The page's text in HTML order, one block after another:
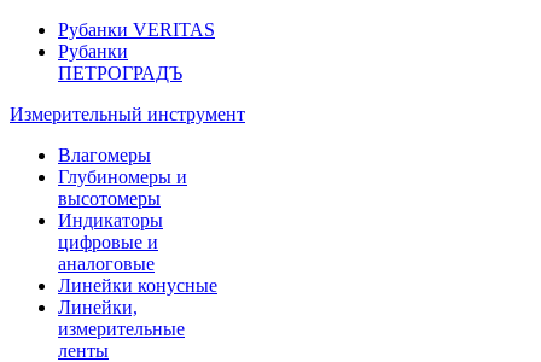
Рубанки VERITAS
Рубанки
ПЕТРОГРАДЪ
Измерительный инструмент
Влагомеры
Глубиномеры и
высотомеры
Индикаторы
цифровые и
аналоговые
Линейки конусные
Линейки,
измерительные
ленты